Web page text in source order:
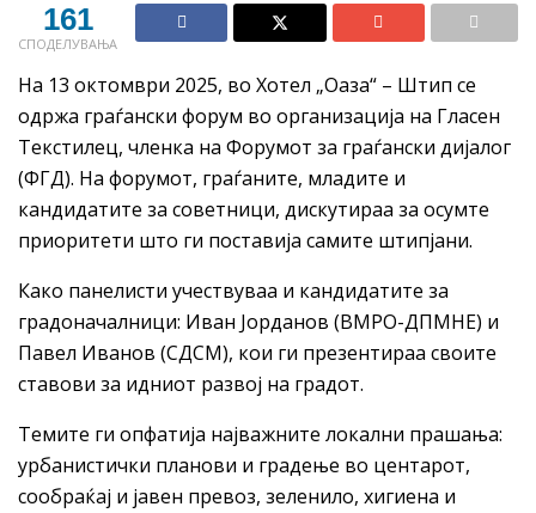
161
СПОДЕЛУВАЊА
На 13 октомври 2025, во Хотел „Оаза“ – Штип се
одржа граѓански форум во организација на Гласен
Текстилец, членка на Форумот за граѓански дијалог
(ФГД). На форумот, граѓаните, младите и
кандидатите за советници, дискутираа за осумте
приоритети што ги поставија самите штипјани.
Како панелисти учествуваа и кандидатите за
градоначалници: Иван Јорданов (ВМРО-ДПМНЕ) и
Павел Иванов (СДСМ), кои ги презентираа своите
ставови за идниот развој на градот.
Темите ги опфатија најважните локални прашања:
урбанистички планови и градење во центарот,
сообраќај и јавен превоз, зеленило, хигиена и